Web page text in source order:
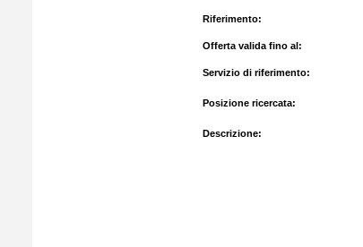
Riferimento:
Offerta valida fino al:
Servizio di riferimento:
Posizione ricercata:
Descrizione: